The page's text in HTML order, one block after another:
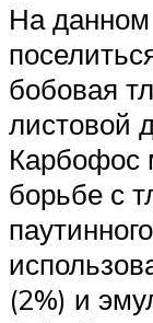
На данном
бобовая
листовой
Карбофос
борьбе с
(2%) и